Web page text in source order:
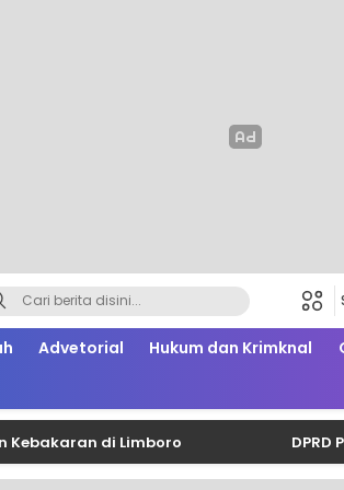
Advetorial Hukum dan Krimknal
di Limboro DPRD